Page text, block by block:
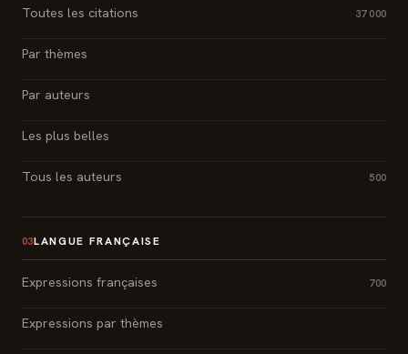
Toutes les citations 37 000
Par thèmes
Par auteurs
Les plus belles
Tous les auteurs 500
03LANGUE FRANÇAISE
Expressions françaises 700
Expressions par thèmes